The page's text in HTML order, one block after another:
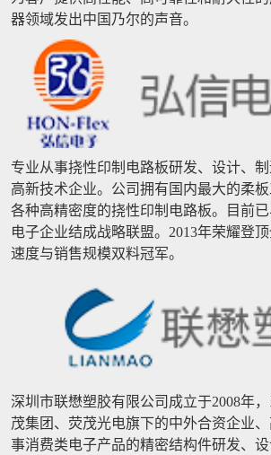
器领域发出中国乃尔的声音。
专业从事挠性印制电路板研发、设计、
高新技术企业。公司拥有国内最大的柔
各种高精密度的挠性印制电路板。目前
电子企业结成战略联盟。2013年荣耀登
速度与销售规模双料冠军。
深圳市联懋塑胶有限公司成立于2008年
茂集团、荧茂光电旗下的中外合资企业
事消费类电子产品的精密结构件研发、设